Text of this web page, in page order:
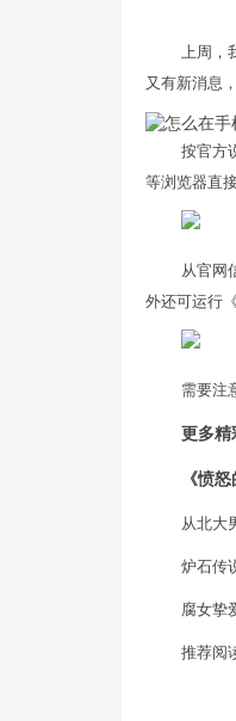
上周，
又有新消息
按官方
等浏览器直
从官网
外还可运行
需要注
更多精
《愤
从北大
炉石传
腐女挚
推荐阅